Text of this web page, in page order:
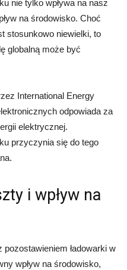
nie tylko wpływa na nasz
na środowisko. Choć
stosunkowo niewielki, to
globalną może być
International Energy
odpowiada za
elektrycznej.
przyczynia się do tego
i wpływ na
ładowarki w
wpływ na środowisko,